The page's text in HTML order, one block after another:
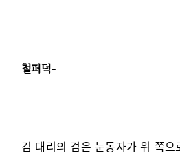
철퍼덕-
김 대리의 검은 눈동자가 위 쪽